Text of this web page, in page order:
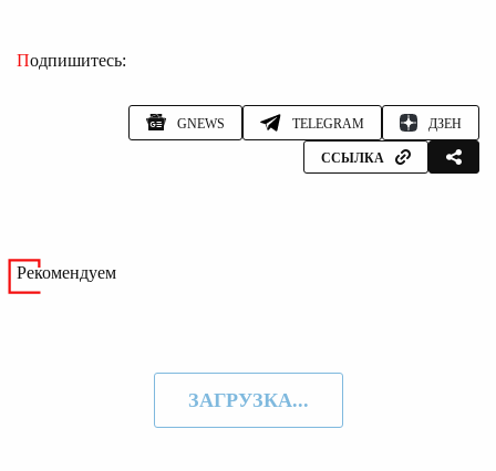
Подпишитесь:
GNEWS TELEGRAM ДЗЕН
ССЫЛКА
Рекомендуем
ЗАГРУЗКА...